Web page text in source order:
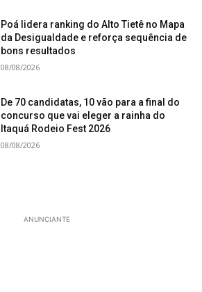
Poá lidera ranking do Alto Tietê no Mapa
da Desigualdade e reforça sequência de
bons resultados
08/08/2026
De 70 candidatas, 10 vão para a final do
concurso que vai eleger a rainha do
Itaquá Rodeio Fest 2026
08/08/2026
ANUNCIANTE